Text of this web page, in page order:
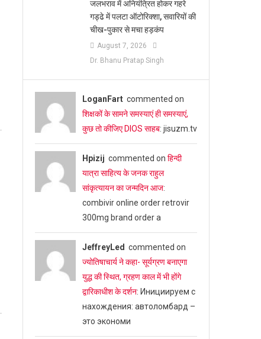
जलभराव में अनियंत्रित होकर गहरे
गड्ढे में पलटा ऑटोरिक्शा, सवारियों की
चीख-पुकार से मचा हड़कंप
August 7, 2026
Dr. Bhanu Pratap Singh
LoganFartcommented on
शिक्षकों के सामने समस्याएं ही समस्याएं,
कुछ तो कीजिए DIOS साहब: jisuzm.tv
Hpizij commented on हिन्दी
यात्रा साहित्य के जनक राहुल
सांकृत्यायन का जन्‍मदिन आज:
combivir online order retrovir
300mg brand order a
JeffreyLed commented on
ज्योतिषाचार्य ने कहा- सूर्यग्रण बनाएगा
युद्ध की स्थित, ग्रहण काल में भी होंगे
द्वारिकाधीश के दर्शन: Инициируем с
нахождения: автоломбард –
это экономи